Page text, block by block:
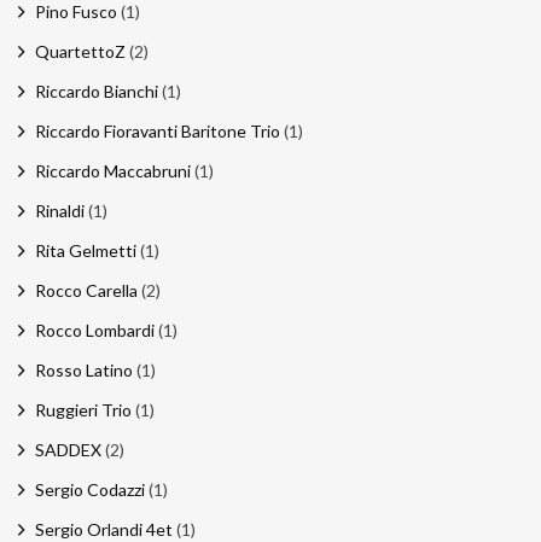
Pino Fusco (1)
QuartettoZ (2)
Riccardo Bianchi(1)
Riccardo Fioravanti Baritone Trio (1)
Riccardo Maccabruni(1)
Rinaldi(1)
Rita Gelmetti(1)
Rocco Carella (2)
Rocco Lombardi(1)
Rosso Latino (1)
Ruggieri Trio (1)
SADDEX(2)
Sergio Codazzi(1)
Sergio Orlandi 4et (1)